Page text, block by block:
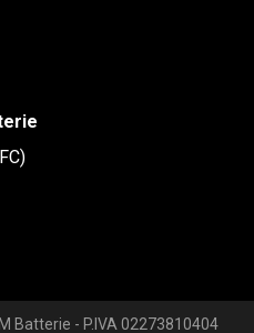
Batterie - P.IVA 02273810404